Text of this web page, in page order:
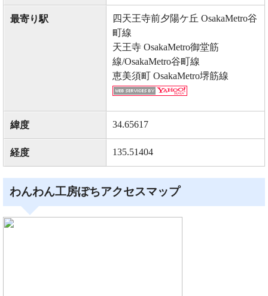
最寄り駅
四天王寺前夕陽ケ丘 OsakaMetro谷
町線
天王寺 OsakaMetro御堂筋
線/OsakaMetro谷町線
恵美須町 OsakaMetro堺筋線
緯度 34.65617
経度 135.51404
わんわん工房ぽちアクセスマップ